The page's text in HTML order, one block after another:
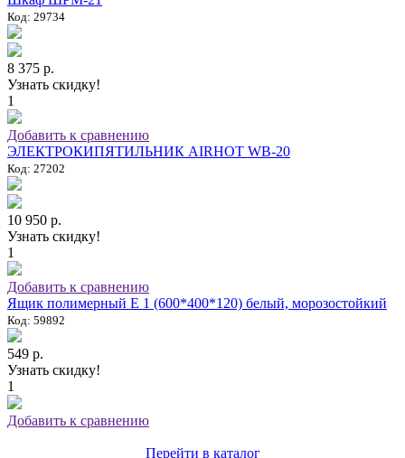
Код: 29734
8 375 р.
Узнать скидку!
1
Добавить к сравнению
ЭЛЕКТРОКИПЯТИЛЬНИК AIRHOT WB-20
Код: 27202
10 950 р.
Узнать скидку!
1
Добавить к сравнению
Ящик полимерный E 1 (600*400*120) белый, морозостойкий
Код: 59892
549 р.
Узнать скидку!
1
Добавить к сравнению
Перейти в каталог